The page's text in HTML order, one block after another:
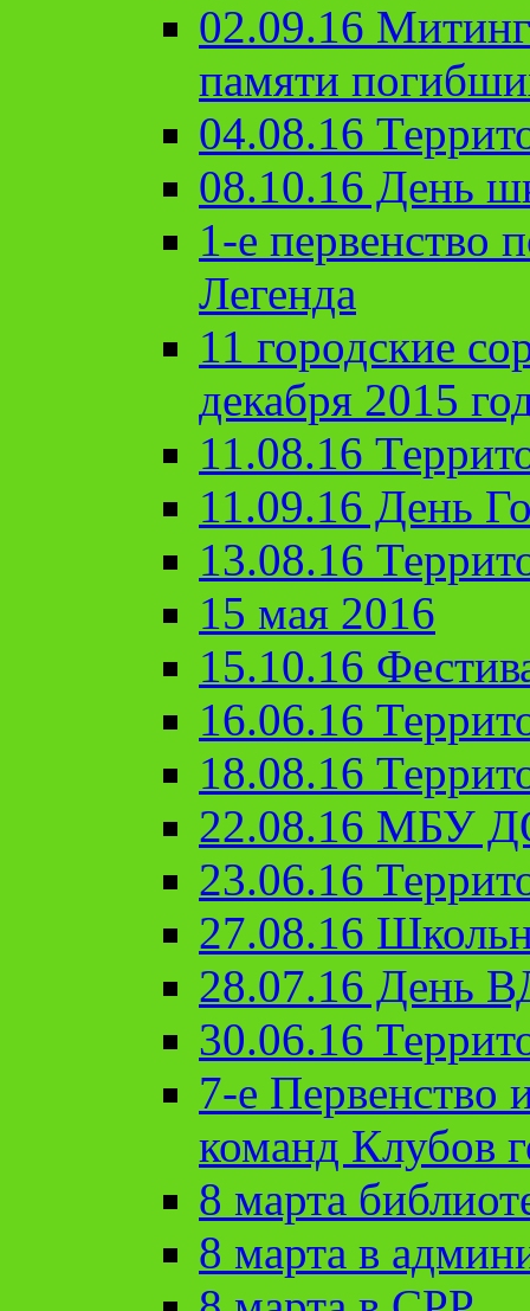
02.09.16
памяти
04.08.16
08.10.16 День
1-е первенство
Легенда
11 городские
декабря 2015
11.08.16
11.09.16 День
13.08.16
15 мая 2016
15.10.16
16.06.16
18.08.16
22.08.16 МБУ
23.06.16
27.08.16
28.07.16 День
30.06.16
7-е Первенство
команд Клубов
8 марта
8 марта в